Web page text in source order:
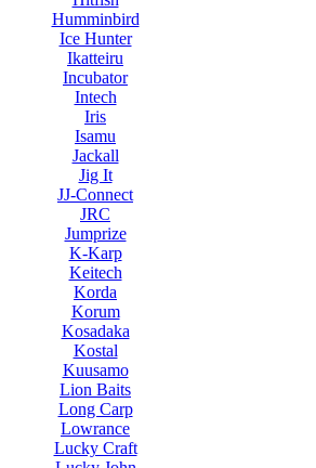
Humminbird
Ice Hunter
Ikatteiru
Incubator
Intech
Iris
Isamu
Jackall
Jig It
JJ-Connect
JRC
Jumprize
K-Karp
Keitech
Korda
Korum
Kosadaka
Kostal
Kuusamo
Lion Baits
Long Carp
Lowrance
Lucky Craft